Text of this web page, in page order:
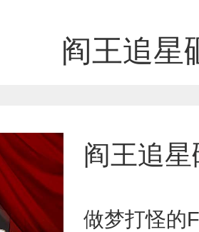
阎王追星
阎王追
做梦打怪的